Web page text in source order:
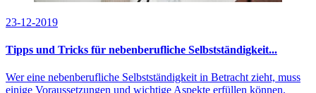
23-12-2019
Tipps und Tricks für nebenberufliche Selbstständigkeit...
Wer eine nebenberufliche Selbstständigkeit in Betracht zieht, muss
einige Voraussetzungen und wichtige Aspekte erfüllen können.